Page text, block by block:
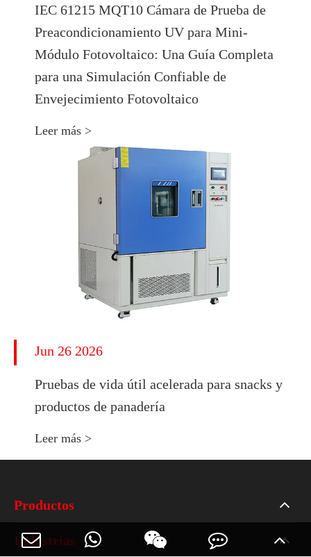
IEC 61215 MQT10 Cámara de Prueba de
Preacondicionamiento UV para Mini-
Módulo Fotovoltaico: Una Guía Completa
para una Simulación Confiable de
Envejecimiento Fotovoltaico
Leer más >
Jun 26 2026
Pruebas de vida útil acelerada para snacks y
productos de panadería
Leer más >
Productos
Industrias